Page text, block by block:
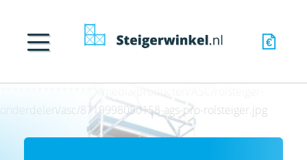
onderdelen/asc/8719998050158-ags-pro-rolsteiger.jpg